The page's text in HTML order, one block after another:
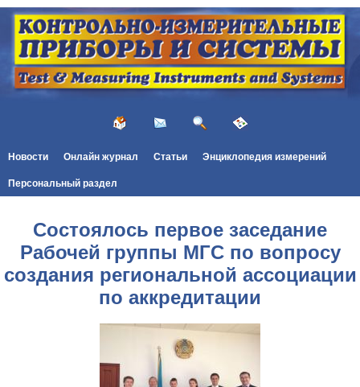
Новости Онлайн журнал Статьи Энциклопедия измерений
Персональный раздел
Состоялось первое заседание
Рабочей группы МГС по вопросу
создания региональной ассоциации
по аккредитации